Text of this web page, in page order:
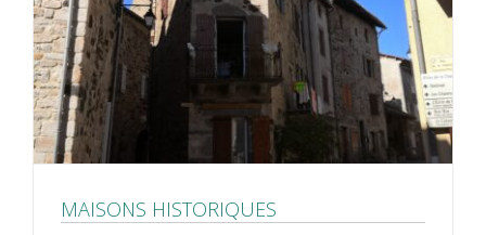
MAISONS HISTORIQUES